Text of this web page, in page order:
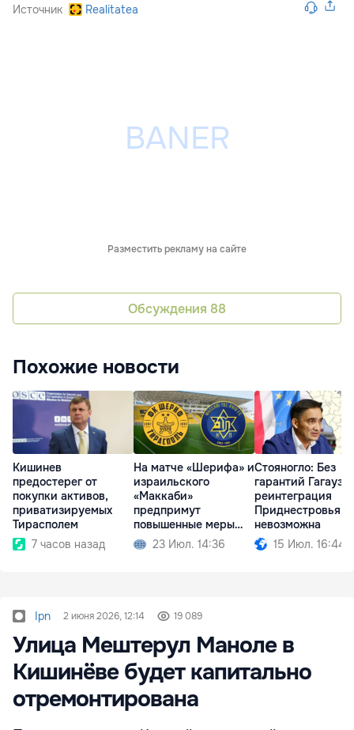
Источник Realitatea
Разместить рекламу на сайте
Обсуждения 88
Похожие новости
Кишинев
предостерег от
покупки активов,
приватизируемых
Тирасполем
7 часов назад
На матче «Шерифа» и
израильского
«Маккаби»
предпримут
повышенные меры
безопасности
23 Июл. 14:36
Стояногло: Без
гарантий
реинтеграция
Приднестровья
невозможна
15 Июл. 16:44
Ipn 2 июня 2026, 12:14 19 089
Улица Мештерул Маноле в
Кишинёве будет капитально
отремонтирована